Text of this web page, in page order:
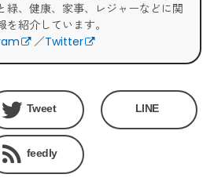
緑、健康、家事、レジャーなどに関
を紹介しています。
／Twitter
Tweet LINE
feedly